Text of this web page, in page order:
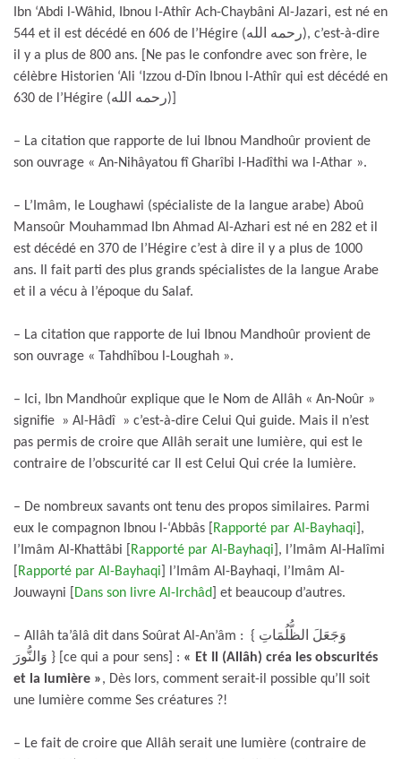
Ibn ‘Abdi l-Wâhid, Ibnou l-Athîr Ach-Chaybâni Al-Jazari, est né en
544 et il est décédé en 606 de l’Hégire (رحمه الله), c’est-à-dire
il y a plus de 800 ans. [Ne pas le confondre avec son frère, le
célèbre Historien ‘Ali ‘Izzou d-Dîn Ibnou l-Athîr qui est décédé en
630 de l’Hégire (رحمه الله)]
– La citation que rapporte de lui Ibnou Mandhoûr provient de
son ouvrage « An-Nihâyatou fî Gharîbi l-Hadîthi wa l-Athar ».
– L’Imâm, le Loughawi (spécialiste de la langue arabe) Aboû
Mansoûr Mouhammad Ibn Ahmad Al-Azhari est né en 282 et il
est décédé en 370 de l’Hégire c’est à dire il y a plus de 1000
ans. Il fait parti des plus grands spécialistes de la langue Arabe
et il a vécu à l’époque du Salaf.
– La citation que rapporte de lui Ibnou Mandhoûr provient de
son ouvrage « Tahdhîbou l-Loughah ».
– Ici, Ibn Mandhoûr explique que le Nom de Allâh « An-Noûr »
signifie » Al-Hâdî » c’est-à-dire Celui Qui guide. Mais il n’est
pas permis de croire que Allâh serait une lumière, qui est le
contraire de l’obscurité car Il est Celui Qui crée la lumière.
– De nombreux savants ont tenu des propos similaires. Parmi
eux le compagnon Ibnou l-‘Abbâs [
Rapporté par Al-Bayhaqi ],
l’Imâm Al-Khattâbi [
Rapporté par Al-Bayhaqi ], l’Imâm Al-Halîmi
Rapporté par Al-Bayhaqi ] l’Imâm Al-Bayhaqi, l’Imâm Al-
Jouwayni [
Dans son livre Al-Irchâd ] et beaucoup d’autres.
– Allâh ta’âlâ dit dans Soûrat Al-An’âm : { وَجَعَلَ الظُّلُمَاتِ
وَالنُّورَ } [ce qui a pour sens] : « Et Il (Allâh) créa les obscurités
et la lumière », Dès lors, comment serait-il possible qu’Il soit
une lumière comme Ses créatures ?!
– Le fait de croire que Allâh serait une lumière (contraire de